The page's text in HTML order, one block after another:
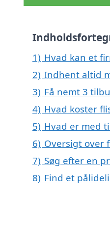
1) Hvad kan et
2) Indhent altid
3) Få nemt 3
4) Hvad koster
5) Hvad er med
6) Oversigt over
7) Søg efter en
8) Find et